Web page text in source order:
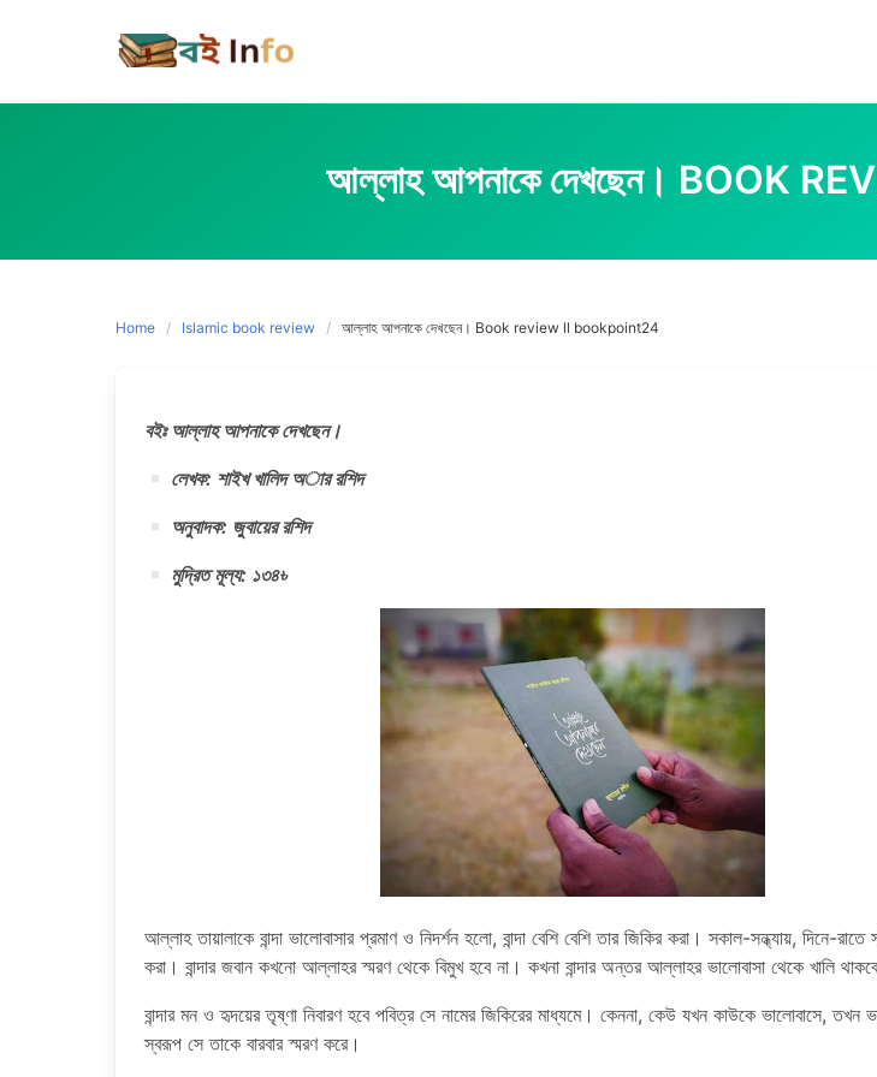
আল্লাহ আপনাকে দেখছেন। BOOK
Home Islamic book review আল্লাহ আপনাকে দেখছেন। Book review ll bookpoint24
বইঃ আল্লাহ আপনাকে দেখছেন।
লেখক: শাইখ খালিদ অার রশিদ
অনুবাদক: জুবায়ের রশিদ
মুদ্রিত মূল্য: ১৩৪৳
আল্লাহ তায়ালাকে বান্দা ভালােবাসার প্রমাণ ও নিদর্শন হলাে, বান্দা বেশি বেশি তার জিকির করা। সকাল-সন্ধ্যায়, দিনে-
করা। বান্দার জবান কখনাে আল্লাহর স্মরণ থেকে বিমুখ হবে না। কখনা বান্দার অন্তর আল্লাহর ভালােবাসা থেকে খালি
বান্দার মন ও হৃদয়ের তৃষ্ণা নিবারণ হবে পবিত্র সে নামের জিকিরের মাধ্যমে। কেননা, কেউ যখন কাউকে ভালোবাসে, তখন
স্বরূপ সে তাকে বারবার স্মরণ করে।